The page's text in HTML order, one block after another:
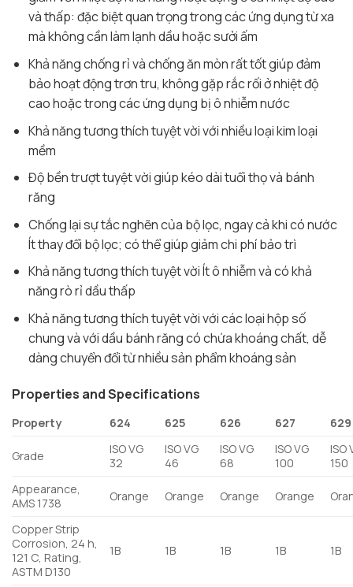
và thấp: đặc biệt quan trọng trong các ứng dụng từ xa
mà không cần làm lạnh dầu hoặc sưởi ấm
Khả năng chống rỉ và chống ăn mòn rất tốt giúp đảm
bảo hoạt động trơn tru, không gặp rắc rối ở nhiệt độ
cao hoặc trong các ứng dụng bị ô nhiễm nước
Khả năng tương thích tuyệt vời với nhiều loại kim loại
mềm
Độ bền trượt tuyệt vời giúp kéo dài tuổi thọ và bánh
răng
Chống lại sự tắc nghẽn của bộ lọc, ngay cả khi có nước
Ít thay đổi bộ lọc; có thể giúp giảm chi phí bảo trì
Khả năng tương thích tuyệt vời Ít ô nhiễm và có khả
năng rò rỉ dầu thấp
Khả năng tương thích tuyệt vời với các loại hộp số
chung và với dầu bánh răng có chứa khoáng chất, dễ
dàng chuyển đổi từ nhiều sản phẩm khoáng sản
Properties and Specifications
Property 624 625 626 627 629
Grade
ISO VG
32
ISO VG
46
ISO VG
68
ISO VG
100
ISO
150
Appearance,
AMS 1738
Orange Orange Orange Orange
Copper Strip
Corrosion, 24 h,
121 C, Rating,
ASTM D130
1B 1B 1B 1B 1B